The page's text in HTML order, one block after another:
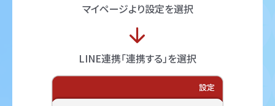
マイページより設定を選択
LINE連携「連携する」を選択